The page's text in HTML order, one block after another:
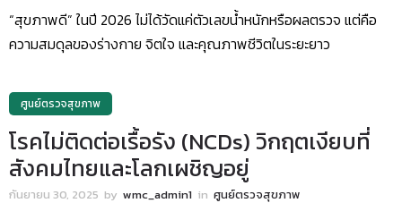
“สุขภาพดี” ในปี 2026 ไม่ได้วัดแค่ตัวเลขน้ำหนักหรือผลตรวจ แต่คือ
ความสมดุลของร่างกาย จิตใจ และคุณภาพชีวิตในระยะยาว
ศูนย์ตรวจสุขภาพ
โรคไม่ติดต่อเรื้อรัง (NCDs) วิกฤตเงียบที่
สังคมไทยและโลกเผชิญอยู่
กันยายน 30, 2025 by wmc_admin1 in ศูนย์ตรวจสุขภาพ